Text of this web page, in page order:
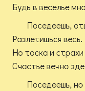
Будь в веселье
Поседеешь,
Разлетишься весь.
Но тоска и
Счастье вечно
Поседеешь,